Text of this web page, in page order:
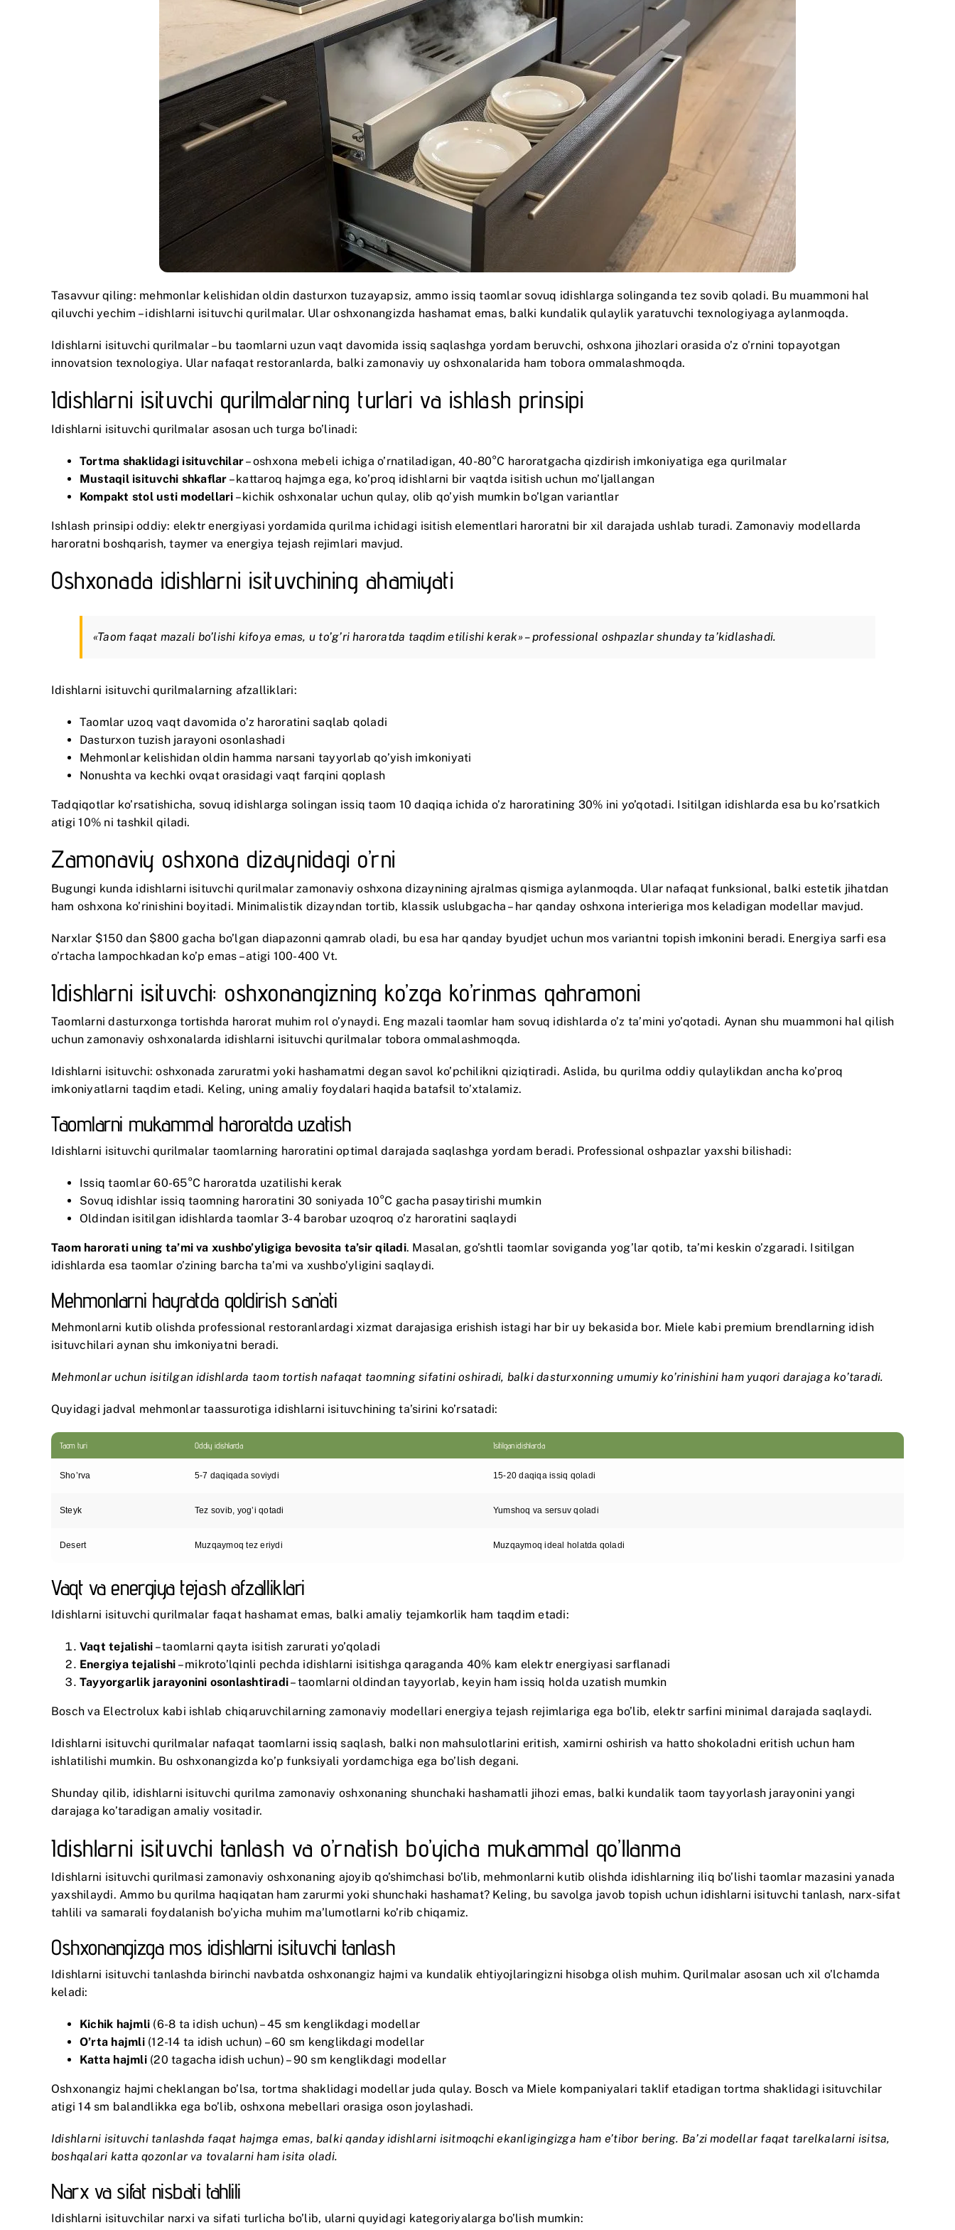
Tasavvur qiling: mehmonlar kelishidan oldin dasturxon tuzayapsiz, ammo issiq taomlar sovuq idishlarga solinganda tez sovib qoladi. Bu muammoni hal
qiluvchi yechim – idishlarni isituvchi qurilmalar. Ular oshxonangizda hashamat emas, balki kundalik qulaylik yaratuvchi texnologiyaga aylanmoqda.
Idishlarni isituvchi qurilmalar – bu taomlarni uzun vaqt davomida issiq saqlashga yordam beruvchi, oshxona jihozlari orasida o’z o’rnini topayotgan
innovatsion texnologiya. Ular nafaqat restoranlarda, balki zamonaviy uy oshxonalarida ham tobora ommalashmoqda.
Idishlarni isituvchi qurilmalarning turlari va ishlash prinsipi
Idishlarni isituvchi qurilmalar asosan uch turga bo’linadi:
Tortma shaklidagi isituvchilar– oshxona mebeli ichiga o’rnatiladigan, 40-80°C haroratgacha qizdirish imkoniyatiga ega qurilmalar
Mustaqil isituvchi shkaflar – kattaroq hajmga ega, ko’proq idishlarni bir vaqtda isitish uchun mo’ljallangan
Kompakt stol usti modellari – kichik oshxonalar uchun qulay, olib qo’yish mumkin bo’lgan variantlar
Ishlash prinsipi oddiy: elektr energiyasi yordamida qurilma ichidagi isitish elementlari haroratni bir xil darajada ushlab turadi. Zamonaviy modellarda
haroratni boshqarish, taymer va energiya tejash rejimlari mavjud.
Oshxonada idishlarni isituvchining ahamiyati
«Taom faqat mazali bo’lishi kifoya emas, u to’g’ri haroratda taqdim etilishi kerak» – professional oshpazlar shunday ta’kidlashadi.
Idishlarni isituvchi qurilmalarning afzalliklari:
Taomlar uzoq vaqt davomida o’z haroratini saqlab qoladi
Dasturxon tuzish jarayoni osonlashadi
Mehmonlar kelishidan oldin hamma narsani tayyorlab qo’yish imkoniyati
Nonushta va kechki ovqat orasidagi vaqt farqini qoplash
Tadqiqotlar ko’rsatishicha, sovuq idishlarga solingan issiq taom 10 daqiqa ichida o’z haroratining 30% ini yo’qotadi. Isitilgan idishlarda esa bu ko’rsatkich
atigi 10% ni tashkil qiladi.
Zamonaviy oshxona dizaynidagi o’rni
Bugungi kunda idishlarni isituvchi qurilmalar zamonaviy oshxona dizaynining ajralmas qismiga aylanmoqda. Ular nafaqat funksional, balki estetik jihatdan
ham oshxona ko’rinishini boyitadi. Minimalistik dizayndan tortib, klassik uslubgacha – har qanday oshxona interieriga mos keladigan modellar mavjud.
Narxlar $150 dan $800 gacha bo’lgan diapazonni qamrab oladi, bu esa har qanday byudjet uchun mos variantni topish imkonini beradi. Energiya sarfi esa
o’rtacha lampochkadan ko’p emas – atigi 100-400 Vt.
Idishlarni isituvchi: oshxonangizning ko’zga ko’rinmas qahramoni
Taomlarni dasturxonga tortishda harorat muhim rol o’ynaydi. Eng mazali taomlar ham sovuq idishlarda o’z ta’mini yo’qotadi. Aynan shu muammoni hal qilish
uchun zamonaviy oshxonalarda idishlarni isituvchi qurilmalar tobora ommalashmoqda.
Idishlarni isituvchi: oshxonada zaruratmi yoki hashamatmi degan savol ko’pchilikni qiziqtiradi. Aslida, bu qurilma oddiy qulaylikdan ancha ko’proq
imkoniyatlarni taqdim etadi. Keling, uning amaliy foydalari haqida batafsil to’xtalamiz.
Taomlarni mukammal haroratda uzatish
Idishlarni isituvchi qurilmalar taomlarning haroratini optimal darajada saqlashga yordam beradi. Professional oshpazlar yaxshi bilishadi:
Issiq taomlar 60-65°C haroratda uzatilishi kerak
Sovuq idishlar issiq taomning haroratini 30 soniyada 10°C gacha pasaytirishi mumkin
Oldindan isitilgan idishlarda taomlar 3-4 barobar uzoqroq o’z haroratini saqlaydi
Taom harorati uning ta’mi va xushbo’yligiga bevosita ta’sir qiladi. Masalan, go’shtli taomlar soviganda yog’lar qotib, ta’mi keskin o’zgaradi. Isitilgan
idishlarda esa taomlar o’zining barcha ta’mi va xushbo’yligini saqlaydi.
Mehmonlarni hayratda qoldirish san’ati
Mehmonlarni kutib olishda professional restoranlardagi xizmat darajasiga erishish istagi har bir uy bekasida bor. Miele kabi premium brendlarning idish
isituvchilari aynan shu imkoniyatni beradi.
Mehmonlar uchun isitilgan idishlarda taom tortish nafaqat taomning sifatini oshiradi, balki dasturxonning umumiy ko’rinishini ham yuqori darajaga ko’taradi.
Quyidagi jadval mehmonlar taassurotiga idishlarni isituvchining ta’sirini ko’rsatadi:
Taom turi Oddiy idishlarda Isitilgan idishlarda
Sho’rva 5-7 daqiqada soviydi 15-20 daqiqa issiq qoladi
Steyk Tez sovib, yog’i qotadi Yumshoq va sersuv qoladi
Desert Muzqaymoq tez eriydi Muzqaymoq ideal holatda qoladi
Vaqt va energiya tejash afzalliklari
Idishlarni isituvchi qurilmalar faqat hashamat emas, balki amaliy tejamkorlik ham taqdim etadi:
Vaqt tejalishi – taomlarni qayta isitish zarurati yo’qoladi
Energiya tejalishi – mikroto’lqinli pechda idishlarni isitishga qaraganda 40% kam elektr energiyasi sarflanadi
Tayyorgarlik jarayonini osonlashtiradi– taomlarni oldindan tayyorlab, keyin ham issiq holda uzatish mumkin
Bosch va Electrolux kabi ishlab chiqaruvchilarning zamonaviy modellari energiya tejash rejimlariga ega bo’lib, elektr sarfini minimal darajada saqlaydi.
Idishlarni isituvchi qurilmalar nafaqat taomlarni issiq saqlash, balki non mahsulotlarini eritish, xamirni oshirish va hatto shokoladni eritish uchun ham
ishlatilishi mumkin. Bu oshxonangizda ko’p funksiyali yordamchiga ega bo’lish degani.
Shunday qilib, idishlarni isituvchi qurilma zamonaviy oshxonaning shunchaki hashamatli jihozi emas, balki kundalik taom tayyorlash jarayonini yangi
darajaga ko’taradigan amaliy vositadir.
Idishlarni isituvchi tanlash va o’rnatish bo’yicha mukammal qo’llanma
Idishlarni isituvchi qurilmasi zamonaviy oshxonaning ajoyib qo’shimchasi bo’lib, mehmonlarni kutib olishda idishlarning iliq bo’lishi taomlar mazasini yanada
yaxshilaydi. Ammo bu qurilma haqiqatan ham zarurmi yoki shunchaki hashamat? Keling, bu savolga javob topish uchun idishlarni isituvchi tanlash, narx-sifat
tahlili va samarali foydalanish bo’yicha muhim ma’lumotlarni ko’rib chiqamiz.
Oshxonangizga mos idishlarni isituvchi tanlash
Idishlarni isituvchi tanlashda birinchi navbatda oshxonangiz hajmi va kundalik ehtiyojlaringizni hisobga olish muhim. Qurilmalar asosan uch xil o’lchamda
keladi:
Kichik hajmli (6-8 ta idish uchun) – 45 sm kenglikdagi modellar
O’rta hajmli(12-14 ta idish uchun) – 60 sm kenglikdagi modellar
Katta hajmli(20 tagacha idish uchun) – 90 sm kenglikdagi modellar
Oshxonangiz hajmi cheklangan bo’lsa, tortma shaklidagi modellar juda qulay. Bosch va Miele kompaniyalari taklif etadigan tortma shaklidagi isituvchilar
atigi 14 sm balandlikka ega bo’lib, oshxona mebellari orasiga oson joylashadi.
Idishlarni isituvchi tanlashda faqat hajmga emas, balki qanday idishlarni isitmoqchi ekanligingizga ham e’tibor bering. Ba’zi modellar faqat tarelkalarni isitsa,
boshqalari katta qozonlar va tovalarni ham isita oladi.
Narx va sifat nisbati tahlili
Idishlarni isituvchilar narxi va sifati turlicha bo’lib, ularni quyidagi kategoriyalarga bo’lish mumkin: